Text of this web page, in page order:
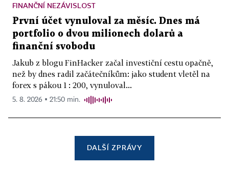
FINANČNÍ NEZÁVISLOST
První účet vynuloval za měsíc. Dnes má
portfolio o dvou milionech dolarů a
finanční svobodu
Jakub z blogu FinHacker začal investiční cestu opačně,
než by dnes radil začátečníkům: jako student vletěl na
forex s pákou 1 : 200, vynuloval...
5. 8. 2026 ▪ 21:50 min.
DALŠÍ ZPRÁVY